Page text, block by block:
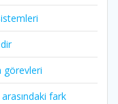
görevleri
fark